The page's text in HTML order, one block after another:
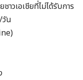
าวเอเชียที่ไม่ได้รับการ
น